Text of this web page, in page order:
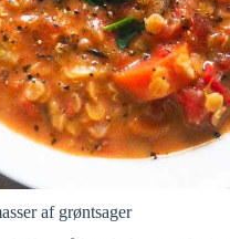
af grøntsager